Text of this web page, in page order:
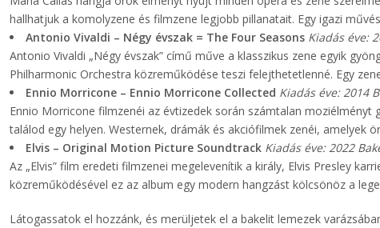
hallhatjuk a komolyzene és filmzene legjobb pillanatait. Egy igazi
Antonio Vivaldi – Négy évszak = The Four Seasons Kiadás éve:
Antonio Vivaldi „Négy évszak” című műve a klasszikus zene egyik
Philharmonic Orchestra közreműködése teszi felejthetetlenné. Egy
Ennio Morricone – Ennio Morricone Collected Kiadás éve: 2014
Ennio Morricone filmzenéi az évtizedek során számtalan
találod egy helyen. Westernek, drámák és akciófilmek zenéi, amelyek
Elvis – Original Motion Picture Soundtrack Kiadás éve: 2022
Az „Elvis” film eredeti filmzenei megelevenítik a király, Elvis Presley
közreműködésével ez az album egy modern hangzást kölcsönöz a
Látogassatok el hozzánk, és merüljetek el a bakelit lemezek